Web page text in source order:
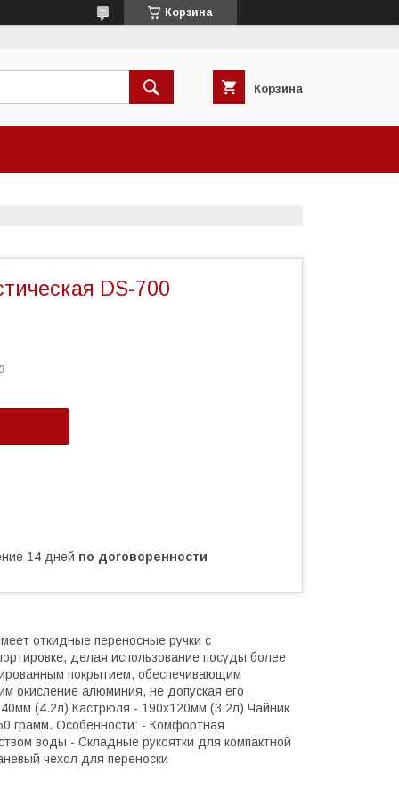
Корзина
Корзина
DS-700
14 дней по договоренности
откидные переносные ручки с
делая использование посуды более
покрытием, обеспечивающим
окисление алюминия, не допуская его
(4.2л) Кастрюля - 190x120мм (3.2л) Чайник
грамм. Особенности: - Комфортная
воды - Складные рукоятки для компактной
чехол для переноски